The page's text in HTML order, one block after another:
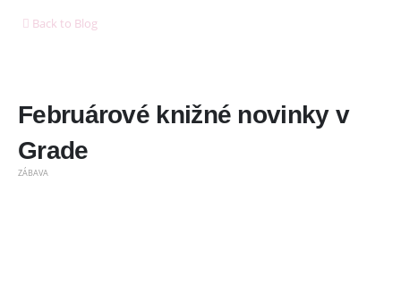
Back to Blog
Februárové knižné novinky v
Grade
ZÁBAVA